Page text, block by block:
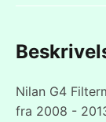
Nilan G4
fra 2008 -